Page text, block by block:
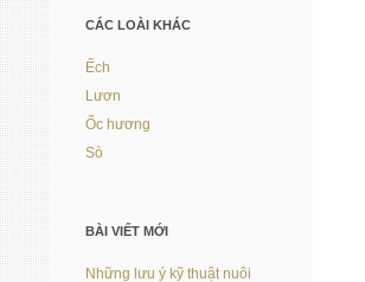
CÁC LOÀI KHÁC
Ếch
Lươn
Ốc hương
Sò
BÀI VIẾT MỚI
Những lưu ý kỹ thuật nuôi